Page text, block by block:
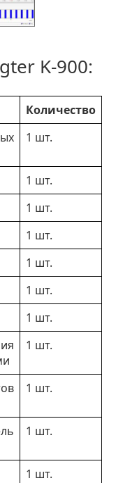
K-900:
Количество
1 шт.
1 шт.
1 шт.
1 шт.
1 шт.
1 шт.
1 шт.
1 шт.
1 шт.
1 шт.
1 шт.